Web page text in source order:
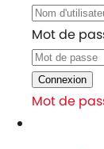
Mot de
Connexion
Mot de